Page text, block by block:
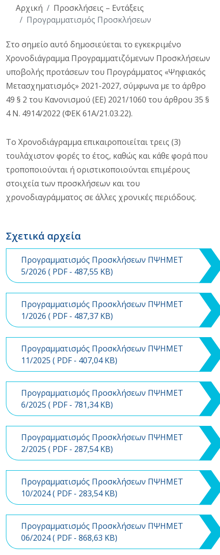
Αρχική
Προσκλήσεις – Εντάξεις
Προγραμματισμός Προσκλήσεων
Στο σημείο αυτό δημοσιεύεται το εγκεκριμένο
Χρονοδιάγραμμα Προγραμματιζόμενων Προσκλήσεων
υποβολής προτάσεων του Προγράμματος «Ψηφιακός
Μετασχηματισμός» 2021-2027, σύμφωνα με το άρθρο
49 § 2 του Κανονισμού (ΕΕ) 2021/1060 του άρθρου 35 §
4 Ν. 4914/2022 (ΦΕΚ 61Α/21.03.22).
Το Χρονοδιάγραμμα επικαιροποιείται τρεις (3)
τουλάχιστον φορές το έτος, καθώς και κάθε φορά που
τροποποιούνται ή οριστικοποιούνται επιμέρους
στοιχεία των προσκλήσεων και του
χρονοδιαγράμματος σε άλλες χρονικές περιόδους.
Σχετικά αρχεία
Προγραμματισμός Προσκλήσεων ΠΨΗΜΕΤ
5/2026 ( PDF- 487,55 KB)
Προγραμματισμός Προσκλήσεων ΠΨΗΜΕΤ
1/2026 ( PDF- 487,37 KB)
Προγραμματισμός Προσκλήσεων ΠΨΗΜΕΤ
11/2025 ( PDF- 407,04 KB)
Προγραμματισμός Προσκλήσεων ΠΨΗΜΕΤ
6/2025 ( PDF- 781,34 KB)
Προγραμματισμός Προσκλήσεων ΠΨΗΜΕΤ
2/2025 ( PDF- 287,54 KB)
Προγραμματισμός Προσκλήσεων ΠΨΗΜΕΤ
10/2024 ( PDF- 283,54 KB)
Προγραμματισμός Προσκλήσεων ΠΨΗΜΕΤ
06/2024 ( PDF- 868,63 KB)